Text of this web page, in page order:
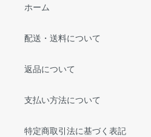
ホーム
配送・送料について
返品について
支払い方法について
特定商取引法に基づく表記